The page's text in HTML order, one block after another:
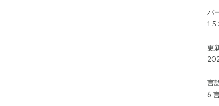
バ
更
言
6